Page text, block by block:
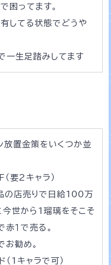
困ってます。
してる状態でどうや
一生足踏みしてます
放置金策をいくつか並
（要2キャラ）
の店売りで日給100万
今世から1瑠璃をそこそ
１で売る。
お勧め。
（1キャラで可）